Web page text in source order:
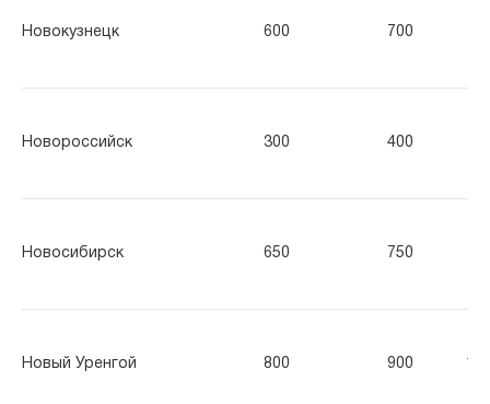
Новокузнецк 600 700
Новороссийск 300 400
Новосибирск 650 750
Новый Уренгой 800 900